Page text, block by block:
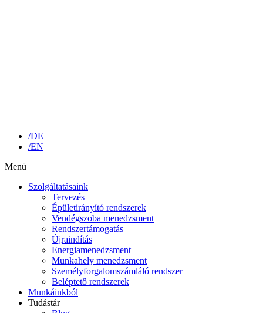
/DE
/EN
Menü
Szolgáltatásaink
Tervezés
Épületirányító rendszerek
Vendégszoba menedzsment
Rendszertámogatás
Újraindítás
Energiamenedzsment
Munkahely menedzsment
Személyforgalomszámláló rendszer
Beléptető rendszerek
Munkáinkból
Tudástár